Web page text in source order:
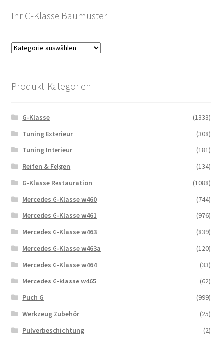
Ihr G-Klasse Baumuster
Produkt-Kategorien
G-Klasse
(1333)
Tuning Exterieur
(308)
Tuning Interieur
(181)
Reifen & Felgen
(134)
G-Klasse Restauration
(1088)
Mercedes G-Klasse w460
(744)
Mercedes G-Klasse w461
(976)
Mercedes G-Klasse w463
(839)
Mercedes G-Klasse w463a
(120)
Mercedes G-Klasse w464
(33)
Mercedes G-klasse w465
(62)
Puch G
(999)
Werkzeug Zubehör
(25)
Pulverbeschichtung
(2)